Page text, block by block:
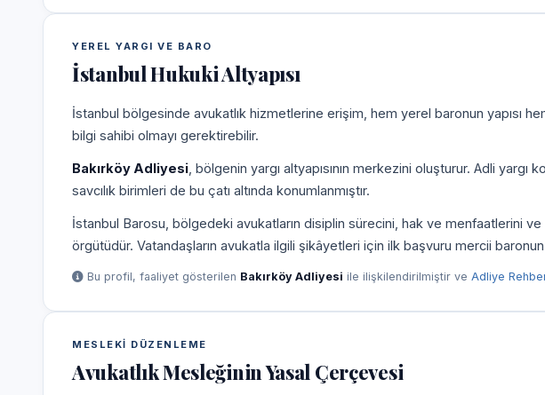
YEREL YARGI VE BARO
İstanbul Hukuki Altyapısı
İstanbul bölgesinde avukatlık hizmetlerine erişim, hem yerel baronun yapısı
bilgi sahibi olmayı gerektirebilir.
Bakırköy Adliyesi , bölgenin yargı altyapısının merkezini oluşturur. Adli
savcılık birimleri de bu çatı altında konumlanmıştır.
İstanbul Barosu, bölgedeki avukatların disiplin sürecini, hak ve menfaatlerini
örgütüdür. Vatandaşların avukatla ilgili şikâyetleri için ilk başvuru mercii
Bu profil, faaliyet gösterilen Bakırköy Adliyesi ile ilişkilendirilmiştir ve Adliye
MESLEKI DÜZENLEME
Avukatlık Mesleğinin Yasal Çerçevesi